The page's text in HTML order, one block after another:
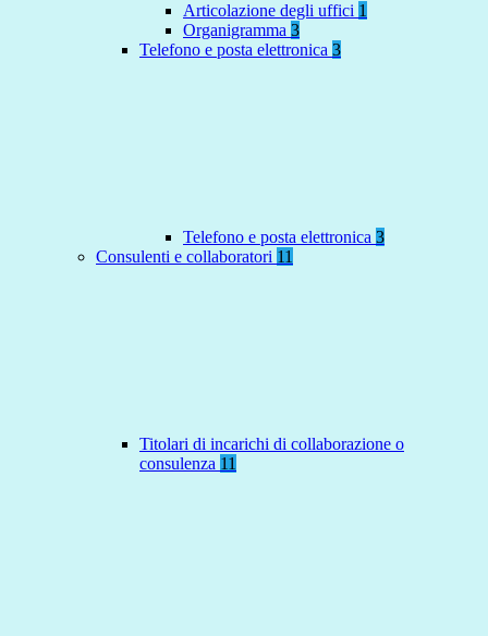
Articolazione degli uffici 1
Organigramma 3
Telefono e posta elettronica 3
Telefono e posta elettronica 3
Consulenti e collaboratori 11
Titolari di incarichi di collaborazione o
consulenza 11